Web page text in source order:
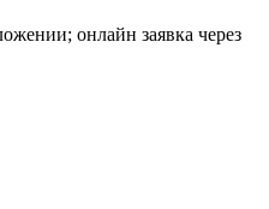
онлайн заявка через